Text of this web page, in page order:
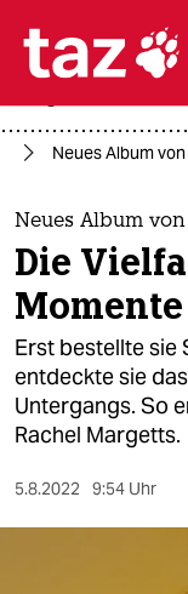

themen
politik
öko
gesellschaft
kultur
sport
Neues Album
Neues Album
Die
Momente
Erst bestellte sie
entdeckte sie
Untergangs. So
Rachel Margetts.
5.8.2022 9:54 Uhr